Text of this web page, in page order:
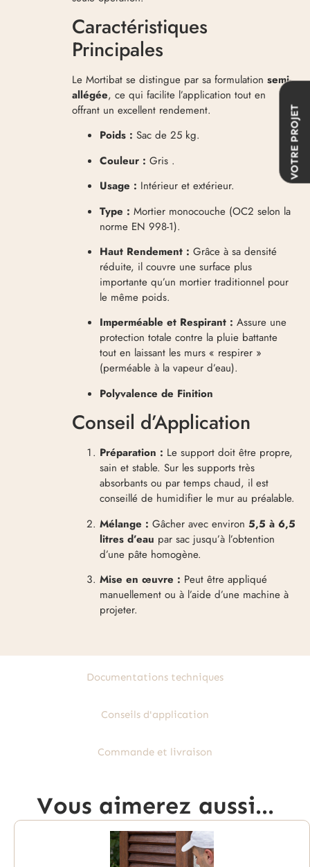
VOTRE PROJET
Documentations techniques
Conseils d'application
Commande et livraison
Caractéristiques
Principales
Le Mortibat se distingue par sa formulationsemi-
allégée, ce qui facilite l’application tout en
offrant un excellent rendement.
Poids : Sac de 25 kg.
Couleur : Gris .
Usage : Intérieur et extérieur.
Type : Mortier monocouche (OC2 selon la
norme EN 998-1).
Haut Rendement : Grâce à sa densité
réduite, il couvre une surface plus
importante qu’un mortier traditionnel pour
le même poids.
Imperméable et Respirant : Assure une
protection totale contre la pluie battante
tout en laissant les murs « respirer »
(perméable à la vapeur d’eau).
Polyvalence de Finition
Conseil d’Application
Préparation : Le support doit être propre,
sain et stable. Sur les supports très
absorbants ou par temps chaud, il est
conseillé de humidifier le mur au préalable.
Mélange : Gâcher avec environ5,5 à 6,5
litres d’eau par sac jusqu’à l’obtention
d’une pâte homogène.
Mise en œuvre : Peut être appliqué
manuellement ou à l’aide d’une machine à
projeter.
Vous aimerez aussi...